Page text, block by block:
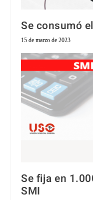
Se consumó
15 de marzo de 2023
Se fija en
SMI